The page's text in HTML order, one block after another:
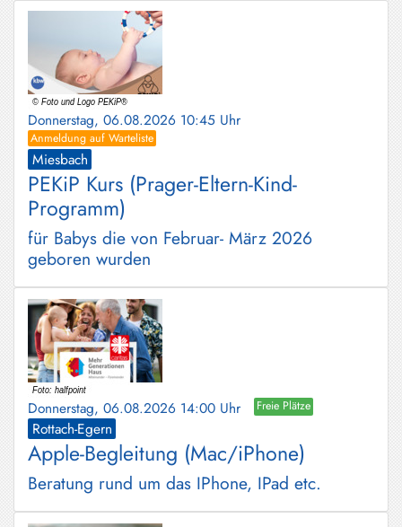
Donnerstag, 06.08.2026 10:45 Uhr
Anmeldung auf Warteliste
Miesbach
PEKiP Kurs (Prager-Eltern-Kind-
Programm)
für Babys die von Februar- März 2026
geboren wurden
Donnerstag, 06.08.2026 14:00 Uhr Freie Plätze
Rottach-Egern
Apple-Begleitung (Mac/iPhone)
Beratung rund um das IPhone, IPad etc.
Wall
Weyarn